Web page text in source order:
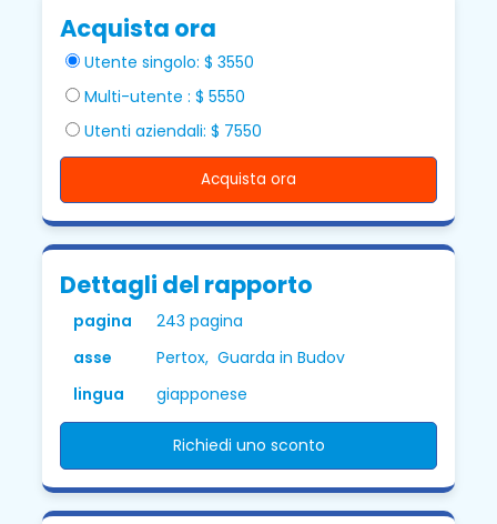
Acquista ora
Utente singolo: $ 3550
Multi-utente : $ 5550
Utenti aziendali: $ 7550
Acquista ora
Dettagli del rapporto
pagina
243 pagina
asse
Pertox, Guarda in Budov
lingua
giapponese
Richiedi uno sconto